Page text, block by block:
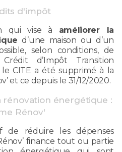
d'impôt
qui vise à améliorer la
d’une maison ou d’un
selon conditions, de
d’Impôt Transition
CITE a été supprimé à la
et ce depuis le 31/12/2020.
rénovation énergétique :
Rénov'
de réduire les dépenses
finance tout ou partie